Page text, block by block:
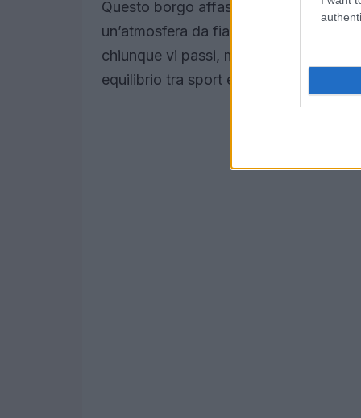
Questo borgo affascinante, con la
un’atmosfera da fiaba. Le stradine
chiunque vi passi, mentre le piste da
equilibrio tra sport e relax.